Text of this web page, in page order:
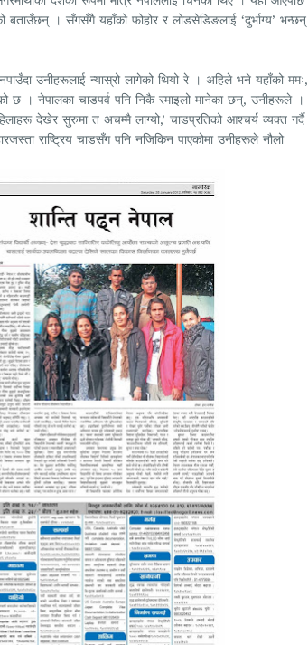
बताउँछन् । सँगसँगै यहाँको फोहोर र लोडसेडिङलाई ‘दुर्भाग्य’ भन्छन्
उनीहरूलाई न्यास्रो लागेको थियो रे । अहिले भने यहाँको ममः,
छ । नेपालका चाडपर्व पनि निकै रमाइलो मानेका छन्, उनीहरूले ।
देखेर सुरुमा त अचम्मै लाग्यो,’ चाडप्रतिको आश्चर्य व्यक्त गर्दै
राष्ट्रिय चाडसँग पनि नजिकिन पाएकोमा उनीहरूले नौलो